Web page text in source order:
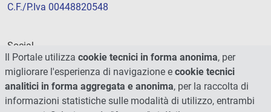
C.F./P.Iva 00448820548
Social
Il Portale utilizza cookie tecnici in forma anonima, per
migliorare l'esperienza di navigazione e cookie tecnici
analitici in forma aggregata e anonima, per la raccolta di
informazioni statistiche sulle modalità di utilizzo, entrambi